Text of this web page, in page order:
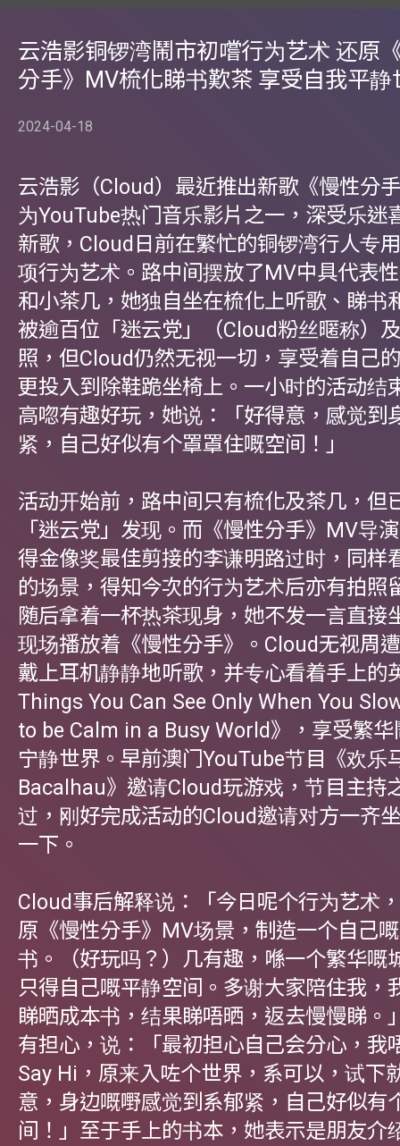
云浩影铜锣湾鬧市初嚐行为艺术 还原
分手》MV梳化睇书歎茶 享受自我平静
2024-04-18
云浩影（Cloud）最近推出新歌《慢性分
为YouTube热门音乐影片之一，深受乐迷
新歌，Cloud日前在繁忙的铜锣湾行人专
项行为艺术。路中间摆放了MV中具代表
和小茶几，她独自坐在梳化上听歌、睇书
被逾百位「迷云党」（Cloud粉丝暱称）
照，但Cloud仍然无视一切，享受着自己
更投入到除鞋跪坐椅上。一小时的活动结
高唿有趣好玩，她说：「好得意，感觉到
紧，自己好似有个罩罩住嘅空间！」
活动开始前，路中间只有梳化及茶几，但
「迷云党」发现。而《慢性分手》MV导
得金像奖最佳剪接的李谦明路过时，同样
的场景，得知今次的行为艺术后亦有拍照
随后拿着一杯热茶现身，她不发一言直接
现场播放着《慢性分手》。Cloud无视周
戴上耳机静静地听歌，并专心看着手上的
Things You Can See Only When You
to be Calm in a Busy World》，享受繁
宁静世界。早前澳门YouTube节目《欢乐
Bacalhau》邀请Cloud玩游戏，节目主持
过，刚好完成活动的Cloud邀请对方一齐
一下。
Cloud事后解释说：「今日呢个行为艺术
原《慢性分手》MV场景，制造一个自己
书。（好玩吗？）几有趣，喺一个繁华嘅
只得自己嘅平静空间。多谢大家陪住我，
睇晒成本书，结果睇唔晒，返去慢慢睇。
有担心，说：「最初担心自己会分心，我
Say Hi，原来入咗个世界，系可以，试下
意，身边嘅嘢感觉到系郁紧，自己好似有
间！」至于手上的书本，她表示是朋友介